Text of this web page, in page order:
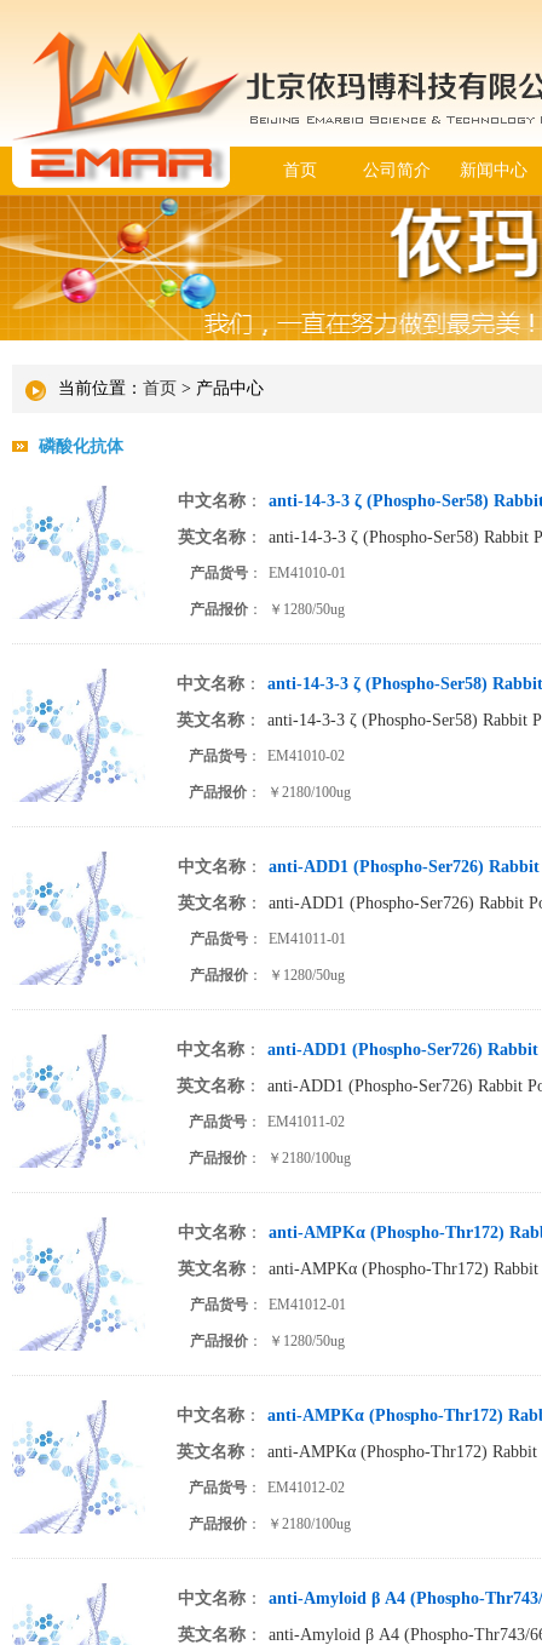
首页 公司简介 新闻中心
当前位置： 首页 > 产品中心
磷酸化抗体
中文名称 ：
anti-14-3-3 ζ (Phospho-Ser58)
英文名称 ： anti-14-3-3 ζ (Phospho-Ser58) Rabbit
产品货号 ： EM41010-01
产品报价 ： ￥1280/50ug
中文名称 ：
anti-14-3-3 ζ (Phospho-Ser58)
英文名称 ： anti-14-3-3 ζ (Phospho-Ser58) Rabbit
产品货号 ： EM41010-02
产品报价 ： ￥2180/100ug
中文名称 ：
anti-ADD1 (Phospho-Ser726)
英文名称 ： anti-ADD1 (Phospho-Ser726) Rabbit
产品货号 ： EM41011-01
产品报价 ： ￥1280/50ug
中文名称 ：
anti-ADD1 (Phospho-Ser726)
英文名称 ： anti-ADD1 (Phospho-Ser726) Rabbit
产品货号 ： EM41011-02
产品报价 ： ￥2180/100ug
中文名称 ：
anti-AMPKα (Phospho-Thr172)
英文名称 ： anti-AMPKα (Phospho-Thr172)
产品货号 ： EM41012-01
产品报价 ： ￥1280/50ug
中文名称 ：
anti-AMPKα (Phospho-Thr172)
英文名称 ： anti-AMPKα (Phospho-Thr172)
产品货号 ： EM41012-02
产品报价 ： ￥2180/100ug
中文名称 ：
anti-Amyloid β A4 (Phospho-
英文名称 ： anti-Amyloid β A4 (Phospho-Thr743/